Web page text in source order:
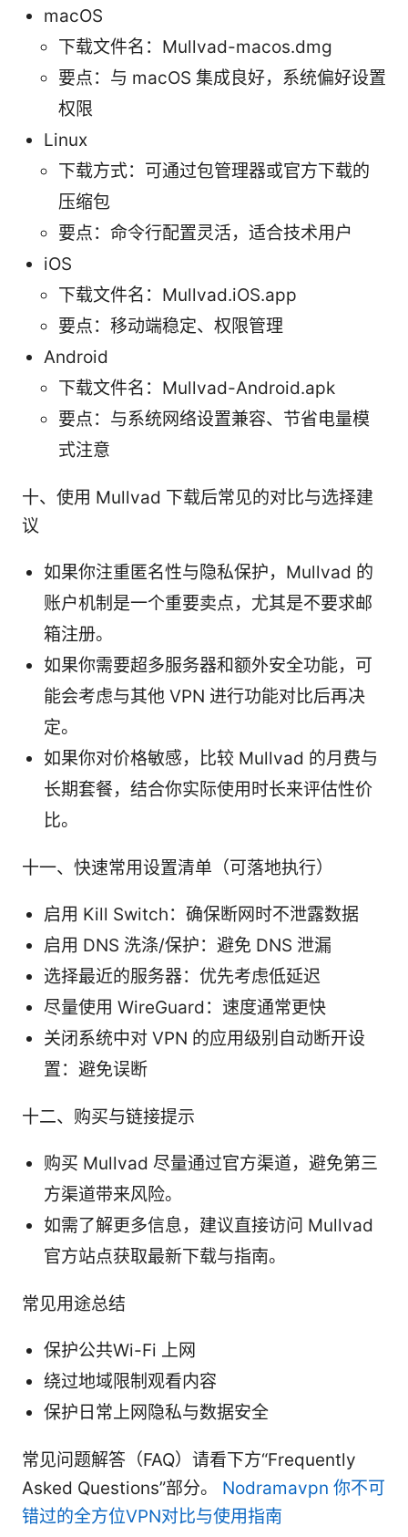
macOS
下载文件名：Mullvad-macos.dmg
要点：与 macOS 集成良好，系统偏好设置
权限
Linux
下载方式：可通过包管理器或官方下载的
压缩包
要点：命令行配置灵活，适合技术用户
iOS
下载文件名：Mullvad.iOS.app
要点：移动端稳定、权限管理
Android
下载文件名：Mullvad-Android.apk
要点：与系统网络设置兼容、节省电量模
式注意
十、使用 Mullvad 下载后常见的对比与选择建
议
如果你注重匿名性与隐私保护，Mullvad 的
账户机制是一个重要卖点，尤其是不要求邮
箱注册。
如果你需要超多服务器和额外安全功能，可
能会考虑与其他 VPN 进行功能对比后再决
定。
如果你对价格敏感，比较 Mullvad 的月费与
长期套餐，结合你实际使用时长来评估性价
比。
十一、快速常用设置清单（可落地执行）
启用 Kill Switch：确保断网时不泄露数据
启用 DNS 洗涤/保护：避免 DNS 泄漏
选择最近的服务器：优先考虑低延迟
尽量使用 WireGuard：速度通常更快
关闭系统中对 VPN 的应用级别自动断开设
置：避免误断
十二、购买与链接提示
购买 Mullvad 尽量通过官方渠道，避免第三
方渠道带来风险。
如需了解更多信息，建议直接访问 Mullvad
官方站点获取最新下载与指南。
常见用途总结
保护公共Wi-Fi 上网
绕过地域限制观看内容
保护日常上网隐私与数据安全
常见问题解答（FAQ）请看下方“Frequently
Asked Questions”部分。 Nodramavpn 你不可
错过的全方位VPN对比与使用指南